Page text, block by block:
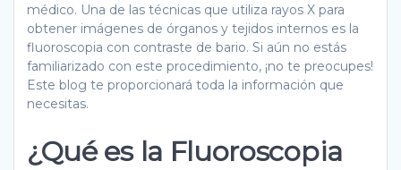
médico. Una de las técnicas que utiliza rayos X para
obtener imágenes de órganos y tejidos internos es la
fluoroscopia con contraste de bario. Si aún no estás
familiarizado con este procedimiento, ¡no te preocupes!
Este blog te proporcionará toda la información que
necesitas.
¿Qué es la Fluoroscopia